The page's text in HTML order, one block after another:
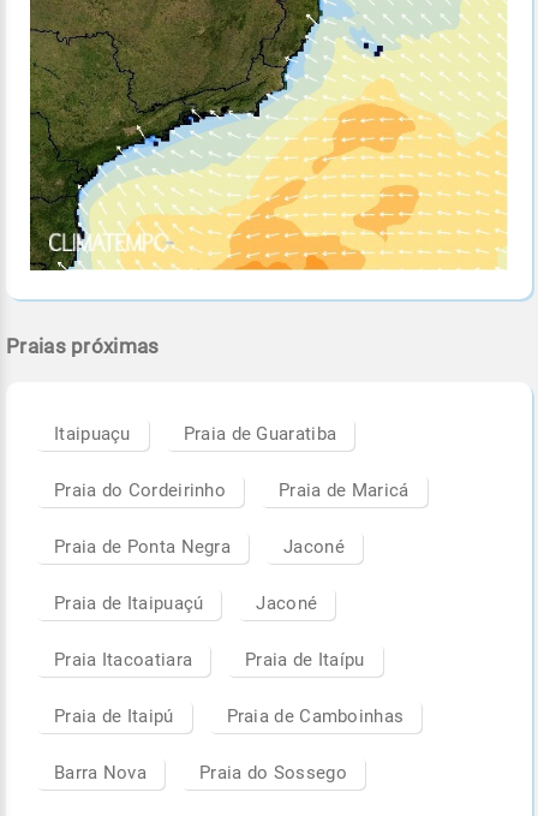
Praias próximas
Itaipuaçu Praia de Guaratiba
Praia do Cordeirinho Praia de Maricá
Praia de Ponta Negra Jaconé
Praia de Itaipuaçú Jaconé
Praia Itacoatiara Praia de Itaípu
Praia de Itaipú Praia de Camboinhas
Barra Nova Praia do Sossego